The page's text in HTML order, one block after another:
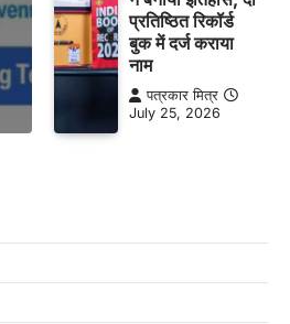
प्रतिष्ठित रिकॉर्ड
बुक में दर्ज कराया
नाम
पत्रकार मित्र
July 25, 2026